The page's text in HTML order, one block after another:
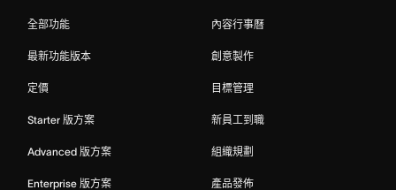
全部功能
最新功能版本
定價
Starter 版方案
Advanced 版方案
Enterprise 版方案
內容行事曆
創意製作
目標管理
新員工到職
組織規劃
產品發佈